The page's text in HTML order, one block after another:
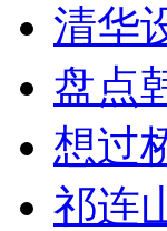
清华
盘点
想过
祁连